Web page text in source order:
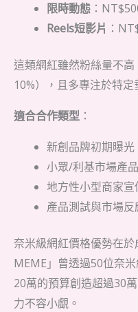
限時動態 ：
Reels短影片 ：
這類網紅雖然粉絲量不
10%），且多專注於特
適合合作類型 ：
新創品牌初期曝光
小眾/利基市場產品
地方性小型商家宣
產品測試與市場反
奈米級網紅價格優勢在
MEME」曾透過50位奈
20萬的預算創造超過30
力不容小覷。